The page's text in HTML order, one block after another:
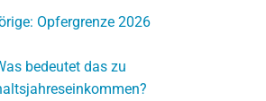
Opfergrenze 2026
bedeutet das zu